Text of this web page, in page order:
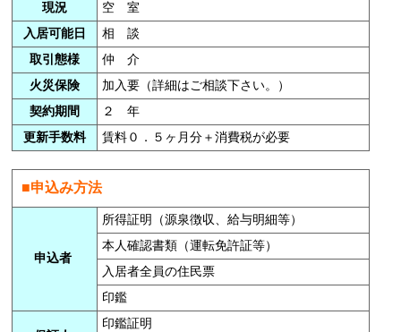
現況
空 室
入居可能日
相 談
取引態様
仲 介
火災保険
加入要（詳細はご相談下さい。）
契約期間
２ 年
更新手数料
賃料０．５ヶ月分＋消費税が必要
■申込み方法
申込者
所得証明（源泉徴収、給与明細等）
本人確認書類（運転免許証等）
入居者全員の住民票
印鑑
印鑑証明